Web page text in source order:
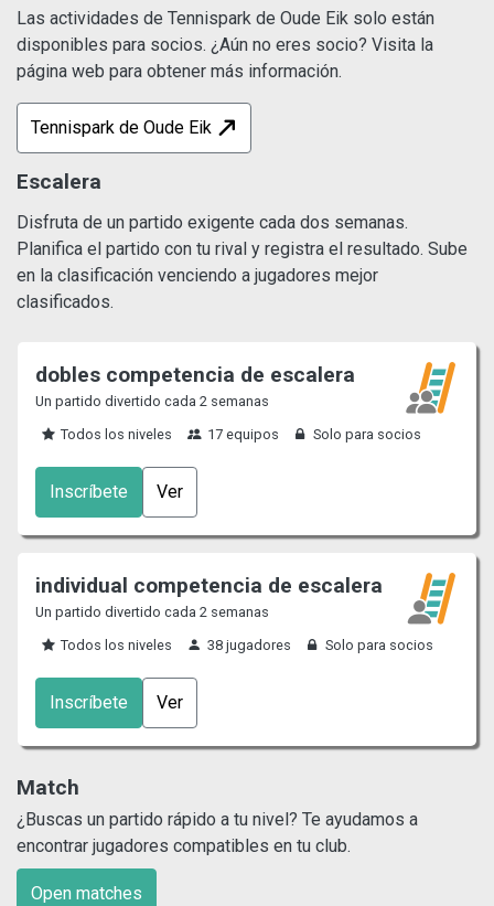
Las actividades de Tennispark de Oude Eik solo están
disponibles para socios. ¿Aún no eres socio? Visita la
página web para obtener más información.
Tennispark de Oude Eik
Escalera
Disfruta de un partido exigente cada dos semanas.
Planifica el partido con tu rival y registra el resultado. Sube
en la clasificación venciendo a jugadores mejor
clasificados.
dobles competencia de escalera
Un partido divertido cada 2 semanas
Todos los niveles
17 equipos Solo para socios
Inscríbete Ver
individual competencia de escalera
Un partido divertido cada 2 semanas
Todos los niveles
38 jugadores Solo para socios
Inscríbete Ver
Match
¿Buscas un partido rápido a tu nivel? Te ayudamos a
encontrar jugadores compatibles en tu club.
Open matches